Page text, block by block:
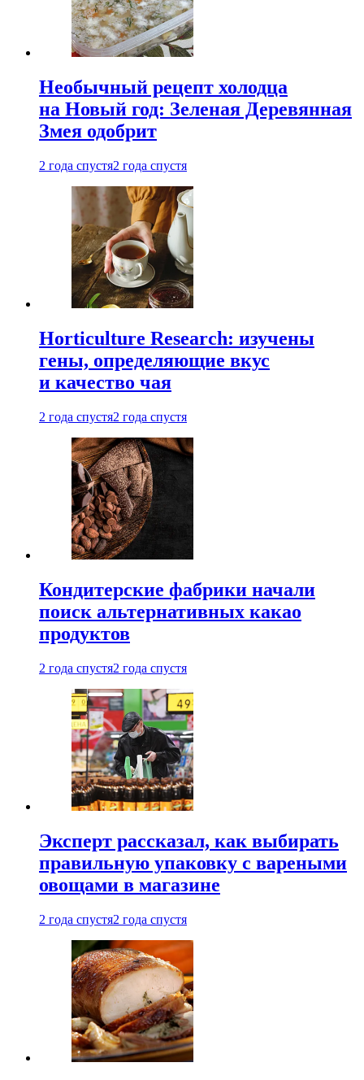
Необычный рецепт холодца
на Новый год: Зеленая Деревянная
Змея одобрит
2 года спустя2 года спустя
Horticulture Research: изучены
гены, определяющие вкус
и качество чая
2 года спустя2 года спустя
Кондитерские фабрики начали
поиск альтернативных какао
продуктов
2 года спустя2 года спустя
Эксперт рассказал, как выбирать
правильную упаковку с вареными
овощами в магазине
2 года спустя2 года спустя